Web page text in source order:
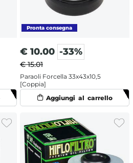
€ 10.00 -33%
€ 15.01
Paraoli Forcella 33x43x10,5
[Coppia]